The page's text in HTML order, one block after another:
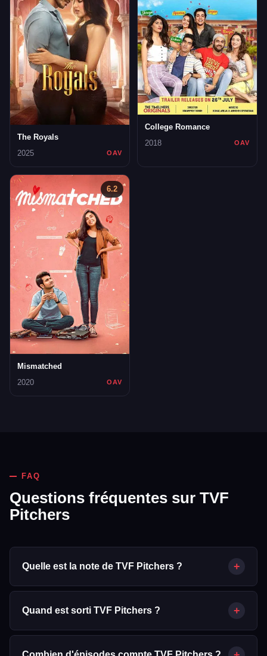
The Royals
2025
OAV
College Romance
2018
OAV
6.2
Mismatched
2020
OAV
FAQ
Questions fréquentes sur TVF
Pitchers
Quelle est la note de TVF Pitchers ? +
TVF Pitchers obtient une note de 7.7/10 sur Mabell.fr, calculée
à partir de 106 votes d'utilisateurs (données TMDB).
Quand est sorti TVF Pitchers ? +
TVF Pitchers est sorti le 10/06/2015.